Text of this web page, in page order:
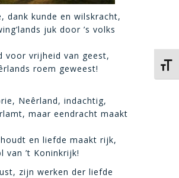
dank kunde en wilskracht,
juk door ’s volks
voor vrijheid van geest,
roem geweest!
Neêrland, indachtig,
maar eendracht maakt
en liefde maakt rijk,
van ’t Koninkrijk!
zijn werken der liefde